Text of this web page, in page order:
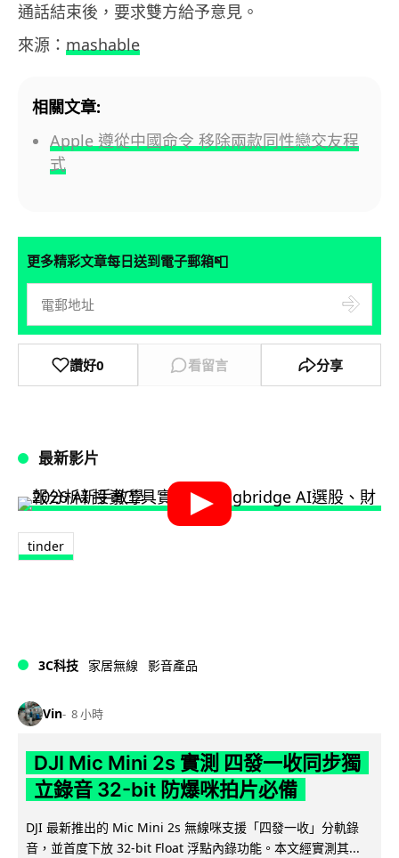
通話結束後，要求雙方給予意見。
來源： mashable
相關文章:
Apple 遵從中國命令 移除兩款同性戀交友程
式
更多精彩文章每日送到電子郵箱📮
讚好0 看留言 分享
最新影片
tinder
3C科技 家居無線 影音產品
Vin 8 小時
DJI Mic Mini 2s 實測 四發一收同步獨
立錄音 32-bit 防爆咪拍片必備
DJI 最新推出的 Mic Mini 2s 無線咪支援「四發一收」分軌錄
音，並首度下放 32-bit Float 浮點內錄功能。本文經實測其...